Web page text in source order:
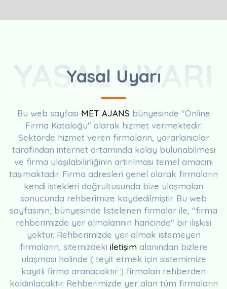
Yasal Uyarı
YASAL UYARI
Bu web sayfası MET AJANS bünyesinde "Online
Firma Kataloğu" olarak hizmet vermektedir.
Sektörde hizmet veren firmaların, yararlanıcılar
tarafından internet ortamında kolay bulunabilmesi
ve firma ulaşılabilirliğinin artırılması temel amacını
taşımaktadır. Firma adresleri genel olarak firmaların
kendi istekleri doğrultusunda bize ulaşmaları
sonucunda rehberimize kaydedilmiştir. Bu web
sayfasının; bünyesinde listelenen firmalar ile, "firma
rehberimizde yer almalarının haricinde" bir ilişkisi
yoktur. Rehberimizde yer almak istemeyen
firmaların, sitemizdeki iletişim alanından bizlere
ulaşması halinde ( teyit etmek için sistemimize
kayıtlı firma aranacaktır ) firmaları rehberden
kaldırılacaktır. Rehberimizde yer alan tüm firmaların